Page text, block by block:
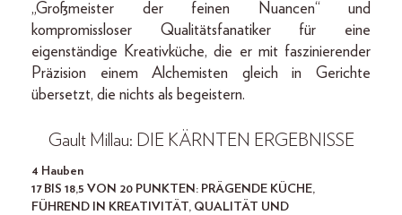
„Großmeister der feinen Nuancen“ und
kompromissloser Qualitätsfanatiker für eine
eigenständige Kreativküche, die er mit faszinierender
Präzision einem Alchemisten gleich in Gerichte
übersetzt, die nichts als begeistern.
Gault Millau: DIE KÄRNTEN ERGEBNISSE
4 Hauben
17 BIS 18,5 VON 20 PUNKTEN: PRÄGENDE KÜCHE,
FÜHREND IN KREATIVITÄT, QUALITÄT UND